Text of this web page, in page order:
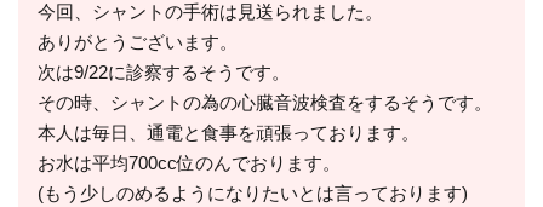
今回、シャントの手術は見送られました。
ありがとうございます。
次は9/22に診察するそうです。
その時、シャントの為の心臓音波検査をするそうです。
本人は毎日、通電と食事を頑張っております。
お水は平均700cc位のんでおります。
(もう少しのめるようになりたいとは言っております)